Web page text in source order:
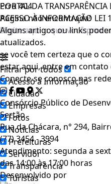
PORTAL DA TRANSPARÊNCIA
ACESSO À INFORMAÇÃO LEI
Filtrar por todos
Acesso à Informação
Cidadão
Empresas
Fotos
Notícias
Prefeituras
Servidor
Transparência
Turistas
Erro 404
Página não encontrada!
Alguns artigos ou links
atualizados.
se você tem certeza que o
estar aqui, entre em
Conecte-se conosco nas
Consórcio Público de
Sertão
Rua da Chácara, n° 294,
(77) 3454 - 3994
Atendimento: segunda a
das 14:00 às 17:00 horas
Desenvolvido por